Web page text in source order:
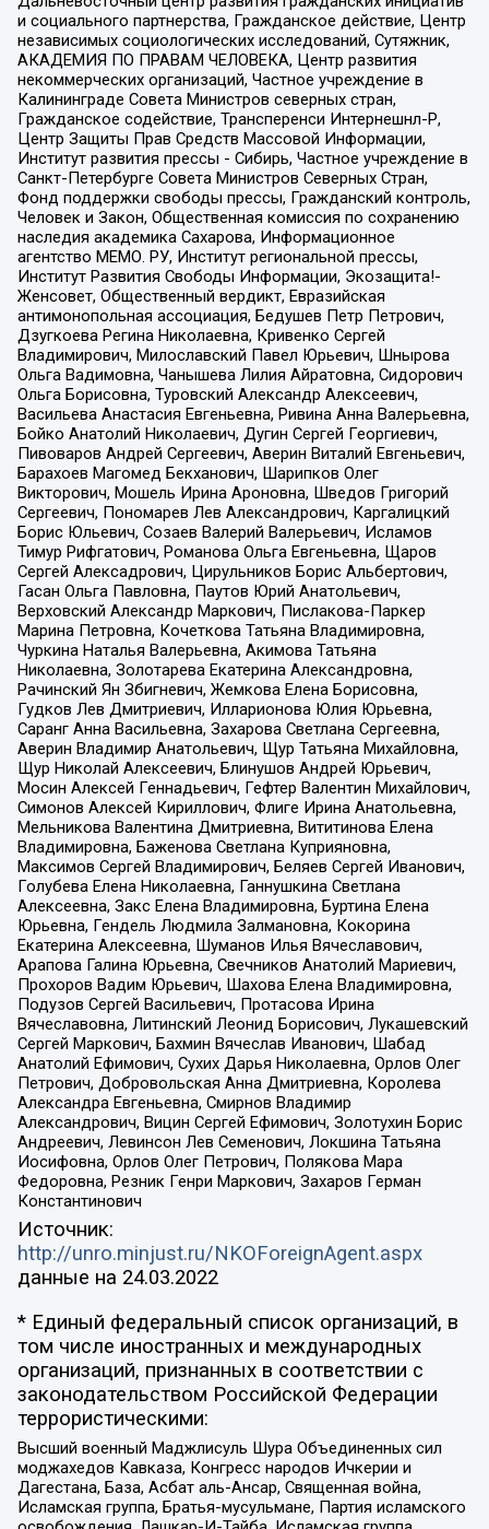
и социального партнерства, Гражданское действие, Центр
независимых социологических исследований, Сутяжник,
АКАДЕМИЯ ПО ПРАВАМ ЧЕЛОВЕКА, Центр развития
некоммерческих организаций, Частное учреждение в
Калининграде Совета Министров северных стран,
Гражданское содействие, Трансперенси Интернешнл-Р,
Центр Защиты Прав Средств Массовой Информации,
Институт развития прессы - Сибирь, Частное учреждение в
Санкт-Петербурге Совета Министров Северных Стран,
Фонд поддержки свободы прессы, Гражданский контроль,
Человек и Закон, Общественная комиссия по сохранению
наследия академика Сахарова, Информационное
агентство МЕМО. РУ, Институт региональной прессы,
Институт Развития Свободы Информации, Экозащита!-
Женсовет, Общественный вердикт, Евразийская
антимонопольная ассоциация, Бедушев Петр Петрович,
Дзугкоева Регина Николаевна, Кривенко Сергей
Владимирович, Милославский Павел Юрьевич, Шнырова
Ольга Вадимовна, Чанышева Лилия Айратовна, Сидорович
Ольга Борисовна, Туровский Александр Алексеевич,
Васильева Анастасия Евгеньевна, Ривина Анна Валерьевна,
Бойко Анатолий Николаевич, Дугин Сергей Георгиевич,
Пивоваров Андрей Сергеевич, Аверин Виталий Евгеньевич,
Барахоев Магомед Бекханович, Шарипков Олег
Викторович, Мошель Ирина Ароновна, Шведов Григорий
Сергеевич, Пономарев Лев Александрович, Каргалицкий
Борис Юльевич, Созаев Валерий Валерьевич, Исламов
Тимур Рифгатович, Романова Ольга Евгеньевна, Щаров
Сергей Алексадрович, Цирульников Борис Альбертович,
Гасан Ольга Павловна, Паутов Юрий Анатольевич,
Верховский Александр Маркович, Пислакова-Паркер
Марина Петровна, Кочеткова Татьяна Владимировна,
Чуркина Наталья Валерьевна, Акимова Татьяна
Николаевна, Золотарева Екатерина Александровна,
Рачинский Ян Збигневич, Жемкова Елена Борисовна,
Гудков Лев Дмитриевич, Илларионова Юлия Юрьевна,
Саранг Анна Васильевна, Захарова Светлана Сергеевна,
Аверин Владимир Анатольевич, Щур Татьяна Михайловна,
Щур Николай Алексеевич, Блинушов Андрей Юрьевич,
Мосин Алексей Геннадьевич, Гефтер Валентин Михайлович,
Симонов Алексей Кириллович, Флиге Ирина Анатольевна,
Мельникова Валентина Дмитриевна, Вититинова Елена
Владимировна, Баженова Светлана Куприяновна,
Максимов Сергей Владимирович, Беляев Сергей Иванович,
Голубева Елена Николаевна, Ганнушкина Светлана
Алексеевна, Закс Елена Владимировна, Буртина Елена
Юрьевна, Гендель Людмила Залмановна, Кокорина
Екатерина Алексеевна, Шуманов Илья Вячеславович,
Арапова Галина Юрьевна, Свечников Анатолий Мариевич,
Прохоров Вадим Юрьевич, Шахова Елена Владимировна,
Подузов Сергей Васильевич, Протасова Ирина
Вячеславовна, Литинский Леонид Борисович, Лукашевский
Сергей Маркович, Бахмин Вячеслав Иванович, Шабад
Анатолий Ефимович, Сухих Дарья Николаевна, Орлов Олег
Петрович, Добровольская Анна Дмитриевна, Королева
Александра Евгеньевна, Смирнов Владимир
Александрович, Вицин Сергей Ефимович, Золотухин Борис
Андреевич, Левинсон Лев Семенович, Локшина Татьяна
Иосифовна, Орлов Олег Петрович, Полякова Мара
Федоровна, Резник Генри Маркович, Захаров Герман
Константинович
Источник:
http://unro.minjust.ru/NKOForeignAgent.aspx
данные на 24.03.2022
* Единый федеральный список организаций, в
том числе иностранных и международных
организаций, признанных в соответствии с
законодательством Российской Федерации
террористическими:
Высший военный Маджлисуль Шура Объединенных сил
моджахедов Кавказа, Конгресс народов Ичкерии и
Дагестана, База, Асбат аль-Ансар, Священная война,
Исламская группа, Братья-мусульмане, Партия исламского